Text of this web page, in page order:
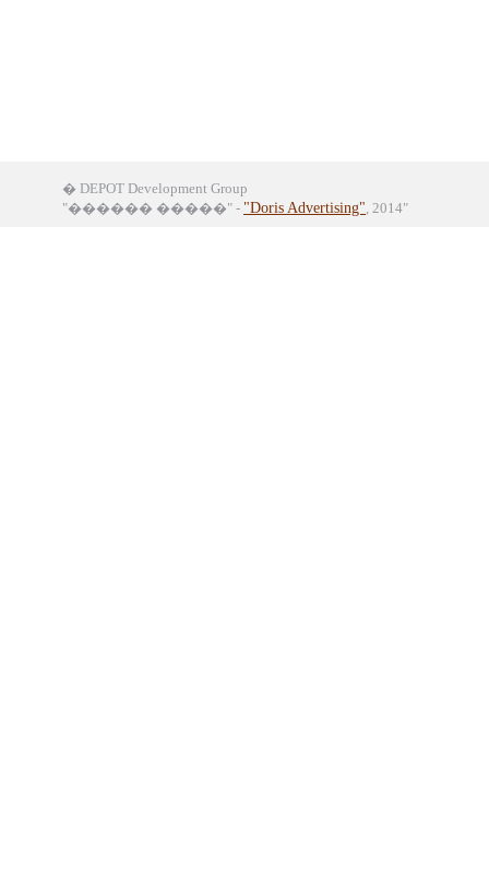
� DEPOT Development Group
"������ �����" - "Doris Advertising", 2014"